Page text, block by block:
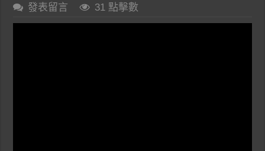
發表留言
31 點擊數